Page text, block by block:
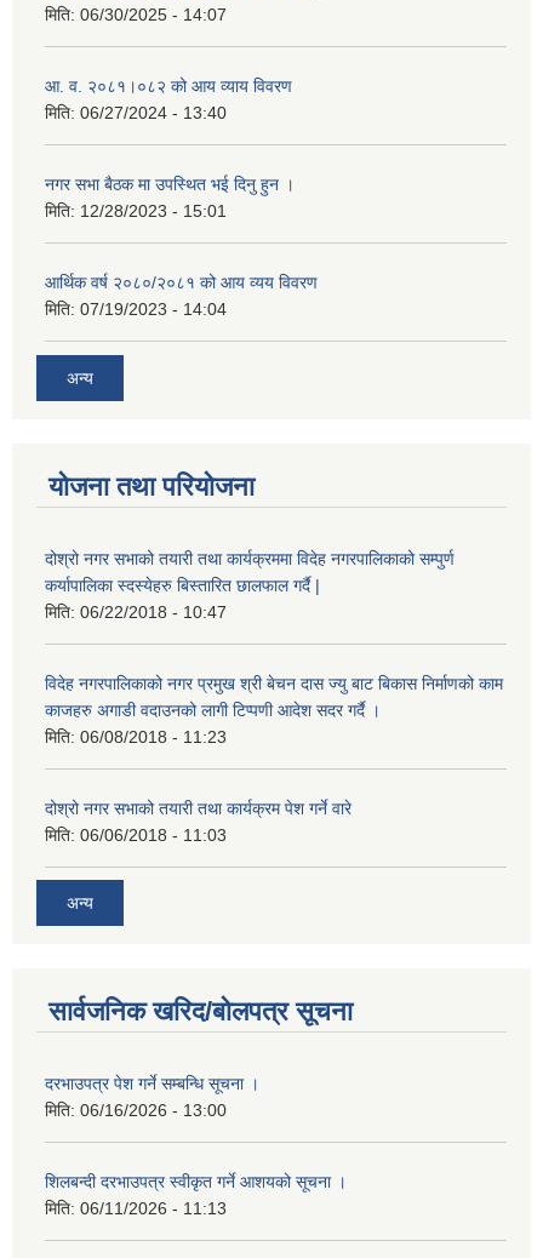
मिति: 06/30/2025 - 14:07
आ. व. २०८१।०८२ को आय व्याय विवरण
मिति: 06/27/2024 - 13:40
नगर सभा बैठक मा उपस्थित भई दिनु हुन ।
मिति: 12/28/2023 - 15:01
आर्थिक वर्ष २०८०/२०८१ को आय व्यय विवरण
मिति: 07/19/2023 - 14:04
अन्य
योजना तथा परियोजना
दोश्रो नगर सभाको तयारी तथा कार्यक्रममा विदेह नगरपालिकाको सम्पुर्ण
कर्यापालिका स्दस्येहरु बिस्तारित छालफाल गर्दै |
मिति: 06/22/2018 - 10:47
विदेह नगरपालिकाको नगर प्रमुख श्री बेचन दास ज्यु बाट बिकास निर्माणको काम
काजहरु अगाडी वदाउनको लागी टिप्पणी आदेश सदर गर्दै ।
मिति: 06/08/2018 - 11:23
दोश्रो नगर सभाको तयारी तथा कार्यक्रम पेश गर्ने वारे
मिति: 06/06/2018 - 11:03
अन्य
सार्वजनिक खरिद/बोलपत्र सूचना
दरभाउपत्र पेश गर्ने सम्बन्धि सूचना ।
मिति: 06/16/2026 - 13:00
शिलबन्दी दरभाउपत्र स्वीकृत गर्ने आशयको सूचना ।
मिति: 06/11/2026 - 11:13